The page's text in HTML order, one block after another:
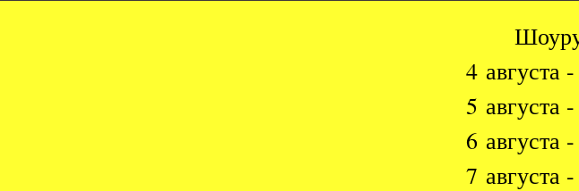
4 августа
5 августа
6 августа
7 августа